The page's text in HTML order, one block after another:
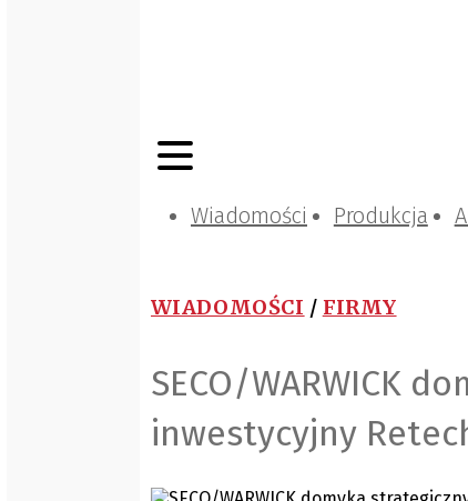
Wiadomości Produkcja
WIADOMOŚCI / FIRMY
SECO/WARWICK
inwestycyjny